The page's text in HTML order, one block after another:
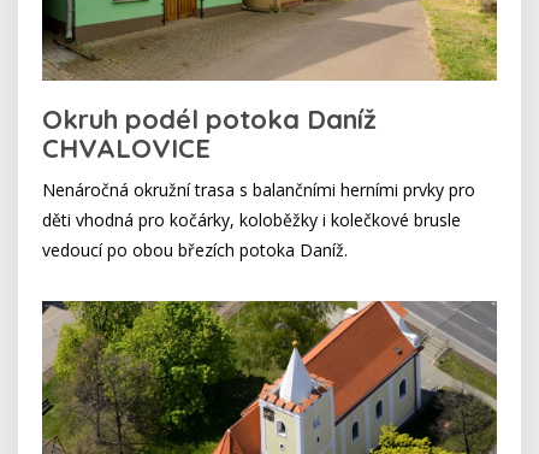
Okruh podél potoka Daníž
CHVALOVICE
Nenáročná okružní trasa s balančními herními prvky pro
děti vhodná pro kočárky, koloběžky i kolečkové brusle
vedoucí po obou březích potoka Daníž.